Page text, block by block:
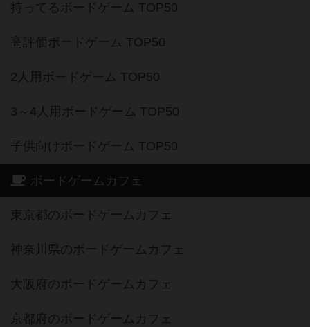
持ってるボードゲーム TOP50
高評価ボードゲーム TOP50
2人用ボードゲーム TOP50
3～4人用ボードゲーム TOP50
子供向けボードゲーム TOP50
ボードゲームカフェ
東京都のボードゲームカフェ
神奈川県のボードゲームカフェ
大阪府のボードゲームカフェ
京都府のボードゲームカフェ